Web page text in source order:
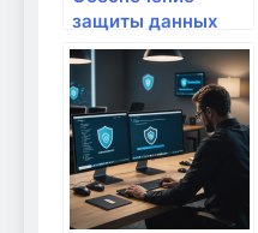
защиты данных
при использовании
домашних облаков:
полный гид для
надежной
безопасности